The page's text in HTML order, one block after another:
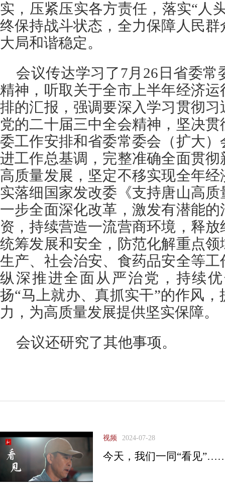
实，压紧压实各方责任，落实“人
终保持战斗状态，全力保障人民
大局和谐稳定。
会议传达学习了7月26日省委常
精神，听取关于全市上半年经济
排的汇报，强调要深入学习贯彻
党的二十届三中全会精神，坚决
委工作安排和省委常委会（扩大
进工作总基调，完整准确全面贯
高质量发展，坚定不移实现全年
实落细国家发改委《支持唐山高
一步全面深化改革，激发有潜能
资，持续营造一流营商环境，释
统筹发展和安全，防范化解重点
生产、社会治安、食药品安全等
纵深推进全面从严治党，持续
扬“马上就办、真抓实干”的作风
力，为高质量发展提供坚实保障。
会议还研究了其他事项。
视频 2024-07-28
今天，我们一同“看见